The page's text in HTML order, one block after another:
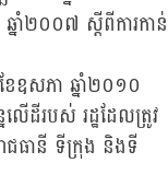
នាំ២០០៧ ស្តីពីការកាន់
ឧសភា ឆ្នាំ២០១០
ដីរបស់ រដ្ឋដែលត្រូវ
ជធានី ទីក្រុង និងទី